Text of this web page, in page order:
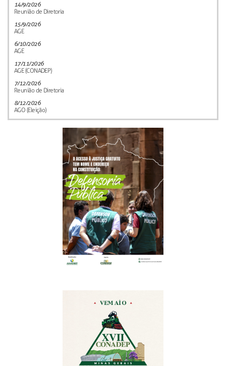
14/9/2026
Reunião de Diretoria
15/9/2026
AGE
6/10/2026
AGE
17/11/2026
AGE (CONADEP)
7/12/2026
Reunião de Diretoria
8/12/2026
AGO (Eleição)